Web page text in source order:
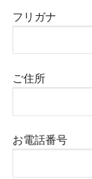
フリガナ
ご住所
お電話番号